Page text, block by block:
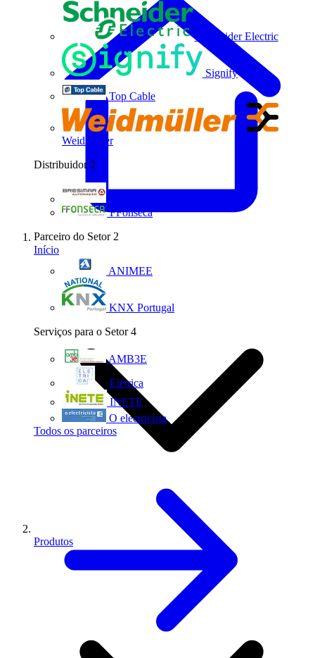
Schneider Electric
Signify
Top Cable
Weidmüller
Distribuidor 2
FFonseca
Parceiro do Setor 2
ANIMEE
KNX Portugal
Serviços para o Setor 4
AMB3E
Eletrica
INETE
O electricista
Todos os parceiros
Início
Produtos